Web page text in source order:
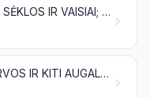
ALIEJINIŲ KULTŪRŲ SĖKLOS IR VAISIAI; ĮVAIRŪS GRŪDAI, SĖKLOS IR VAISIAI; AUGALAI, NAUDOJAMI PRAMONĖJE IR MEDICINOJE; ŠIAUDAI IR PAŠARAI
ŠELAKAS; LIPAI, DERVOS IR KITI AUGALŲ SYVAI BEI EKSTRAKTAI